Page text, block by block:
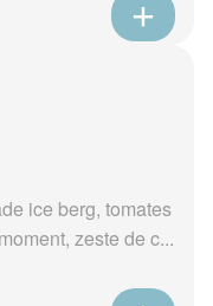
ice berg, tomates
zeste de c...